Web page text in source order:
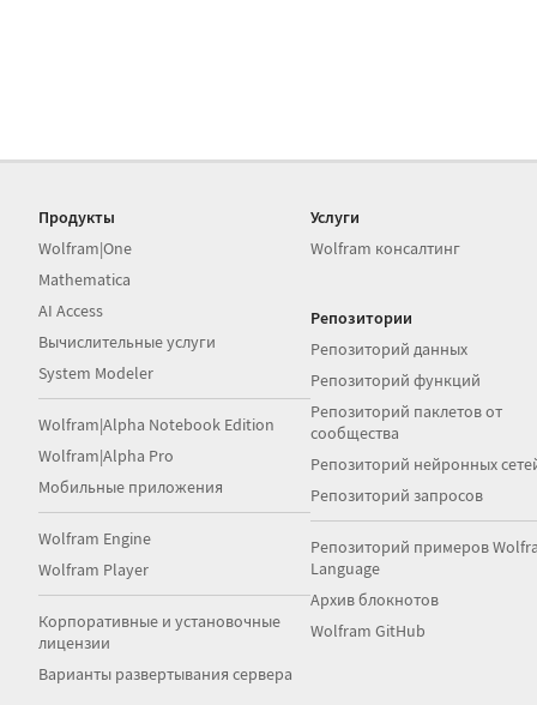
Продукты
Wolfram|One
Mathematica
AI Access
Вычислительные услуги
System Modeler
Wolfram|Alpha Notebook Edition
Wolfram|Alpha Pro
Мобильные приложения
Wolfram Engine
Wolfram Player
Корпоративные и установочные
лицензии
Варианты развертывания сервера
Услуги
Wolfram консалтинг
Репозитории
Репозиторий данных
Репозиторий функций
Репозиторий паклетов от
сообщества
Репозиторий нейронных
Репозиторий запросов
Репозиторий примеров
Language
Архив блокнотов
Wolfram GitHub